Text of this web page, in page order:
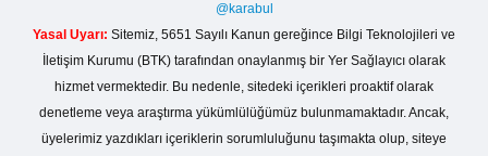
@karabul
Yasal Uyarı: Sitemiz, 5651 Sayılı Kanun gereğince Bilgi Teknolojileri ve
İletişim Kurumu (BTK) tarafından onaylanmış bir Yer Sağlayıcı olarak
hizmet vermektedir. Bu nedenle, sitedeki içerikleri proaktif olarak
denetleme veya araştırma yükümlülüğümüz bulunmamaktadır. Ancak,
üyelerimiz yazdıkları içeriklerin sorumluluğunu taşımakta olup, siteye